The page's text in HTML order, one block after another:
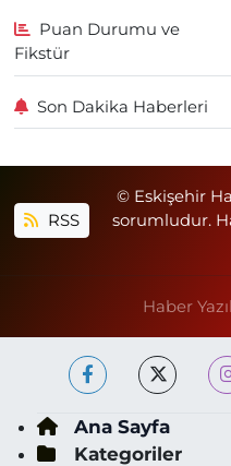
Puan Durumu ve
Fikstür
Son Dakika Haberleri
RSS
© Eskişehir
sorumludur.
Haber
Ana Sayfa
Kategoriler